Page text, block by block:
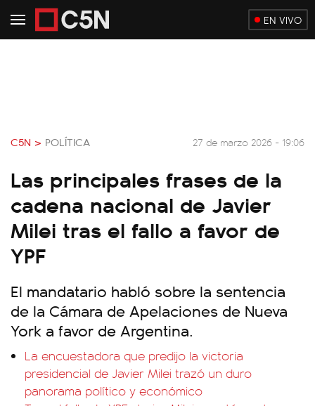
EN VIVO
C5N > POLÍTICA 27 de marzo 2026 - 19:06
Las principales frases de la
cadena nacional de Javier
Milei tras el fallo a favor de
YPF
El mandatario habló sobre la sentencia
de la Cámara de Apelaciones de Nueva
York a favor de Argentina.
La encuestadora que predijo la victoria
presidencial de Javier Milei trazó un duro
panorama político y económico